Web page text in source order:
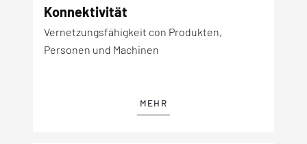
Konnektivität
Vernetzungsfähigkeit con Produkten,
Personen und Machinen
MEHR